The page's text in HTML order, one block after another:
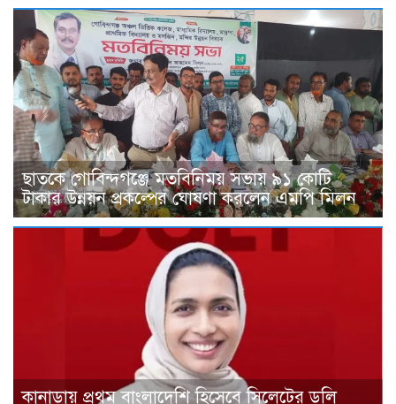
ছাত‌কে গোবিন্দগঞ্জে মতবিনিময় সভায় ৯১ কোটি
টাকার উন্নয়ন প্রকল্পের ঘোষণা করলেন এমপি মিলন
কানাডায় প্রথম বাংলাদেশি হিসেবে সিলেটের ডলি